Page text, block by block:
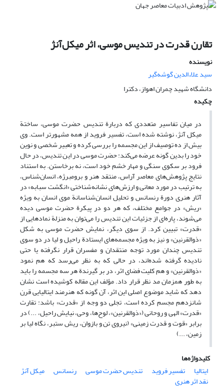
تقارن قدرت در تندیس موسی، اثر میکل‌آنژ
نویسنده
سید علاءالدین گوشه‌گیر
دانشگاه شهید چمران اهواز، دکترا
چکیده
در میان تفاسیر متعددی که دربارة تندیس حضرت موسی، ساختة
میکل آنژ، نوشته شده است، تفسیر فروید از همه مشهورتر است. وی
بیش از ده توصیف از این مجسمه را بررسی کرده و تعبیر شخصی و نوین
خود را بدین گونه عرضه می‌کند: حضرت موسی در این تندیس، در حال
فرود بر سکوی سنگی و مهار خشم خود است، نه برخاستن. به استناد
نتایج پژوهش‌های معاصر آراس، منتقد هنر و برومبرژه، انسان‌شناس،
به ترتیب در مورد معانی و ارزش‌های نشانه‌شناختی «انگشت سبابه» در
آثار هنری دورة رنسانس و تحلیل انسان‌شناسانة موی انسان به ویژه
«ریش» در جوامع مختلف، که هر دو در پیکرة حضرت موسی دیده
می‌شوند، پاره‌ای از جزئیات این تندیس را می‌توان به منزلة نمادهایی از
«قدرت» تبیین کرد. از سوی دیگر، نمایش حضرت موسی به شکل
«ذوالقرنین» و نیز به ویژه مجسمه‌های ایستادة راحیل و لیا در دو سوی
تندیس چندان مورد توجه منتقدان و مفسران قرار نگرفته یا حتی
نادیده گرفته شده‌اند، در حالی که به نظر می‌رسد که هم نمود
«ذوالقرنین» و هم کلیت فضای اثر، در بر گیرندة هر سه مجسمه را باید
به طور همزمان مد نظر قرار داد. مؤلف این مقاله کوشیده است نشان
دهد که شاید موضوع اصلی این اثر، آن گونه که هنرمند ایتالیایی قرن
شانزدهم مجسم کرده است، تجلی دو وجه از «قدرت» باشد: تقارت
«قدرت» الهی و روحانی («ذوالقرنین»، لوح‌ها، وحی، نیایش راحیل، ...) در
برابر «قوت و قدرت زمینی» (نیروی تن و بازوان، ریش ستبر، نگاه لیا بر
زمین، ...)
کلیدواژه‌ها
ایتالیا
تفسیر فروید تندیس حضرت موسی رنسانس میکل آنژ
نقد اثر هنری